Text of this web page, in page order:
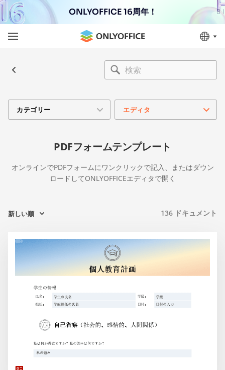
ONLYOFFICE 16周年！
カテゴリー エディタ
PDFフォームテンプレート
オンラインでPDFフォームにワンクリックで記入、またはダウン
ロードしてONLYOFFICEエディタで開く
新しい順 136 ドキュメント